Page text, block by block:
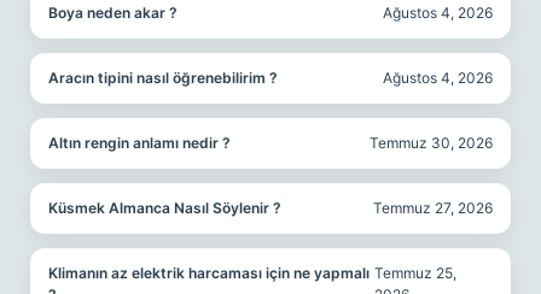
Boya neden akar ? Ağustos 4, 2026
Aracın tipini nasıl öğrenebilirim ? Ağustos 4, 2026
Altın rengin anlamı nedir ? Temmuz 30, 2026
Küsmek Almanca Nasıl Söylenir ? Temmuz 27, 2026
Klimanın az elektrik harcaması için ne yapmalı Temmuz 25,